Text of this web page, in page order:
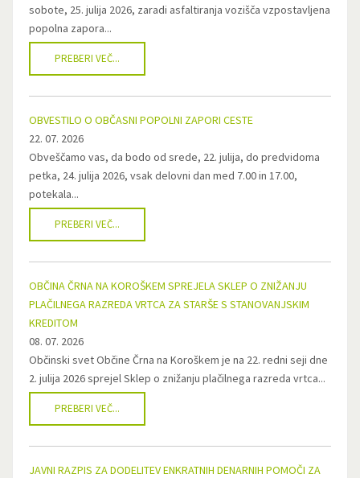
sobote, 25. julija 2026, zaradi asfaltiranja vozišča vzpostavljena
popolna zapora...
PREBERI VEČ...
OBVESTILO O OBČASNI POPOLNI ZAPORI CESTE
22. 07. 2026
Obveščamo vas, da bodo od srede, 22. julija, do predvidoma
petka, 24. julija 2026, vsak delovni dan med 7.00 in 17.00,
potekala...
PREBERI VEČ...
OBČINA ČRNA NA KOROŠKEM SPREJELA SKLEP O ZNIŽANJU
PLAČILNEGA RAZREDA VRTCA ZA STARŠE S STANOVANJSKIM
KREDITOM
08. 07. 2026
Občinski svet Občine Črna na Koroškem je na 22. redni seji dne
2. julija 2026 sprejel Sklep o znižanju plačilnega razreda vrtca...
PREBERI VEČ...
JAVNI RAZPIS ZA DODELITEV ENKRATNIH DENARNIH POMOČI ZA